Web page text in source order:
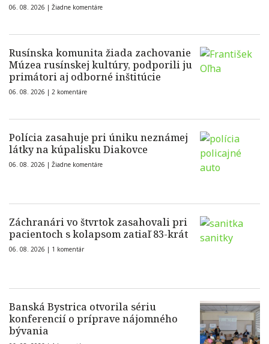
06. 08. 2026 | Žiadne komentáre
Rusínska komunita žiada zachovanie
Múzea rusínskej kultúry, podporili ju
primátori aj odborné inštitúcie
06. 08. 2026 | 2 komentáre
Polícia zasahuje pri úniku neznámej
látky na kúpalisku Diakovce
06. 08. 2026 | Žiadne komentáre
Záchranári vo štvrtok zasahovali pri
pacientoch s kolapsom zatiaľ 83-krát
06. 08. 2026 | 1 komentár
Banská Bystrica otvorila sériu
konferencií o príprave nájomného
bývania